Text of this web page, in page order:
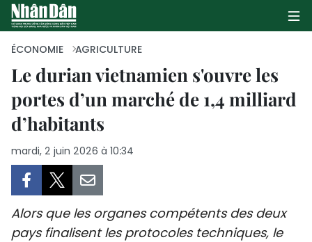
PAGE D'ACCUEIL
CULTURE
ÉCONOMIE AGRICULTURE
Le durian vietnamien s'ouvre les
portes d’un marché de 1,4 milliard
d’habitants
mardi, 2 juin 2026 à 10:34
Alors que les organes compétents des deux
pays finalisent les protocoles techniques, le